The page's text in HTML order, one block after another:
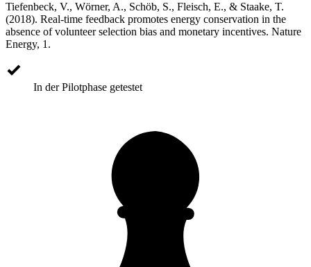
Tiefenbeck, V., Wörner, A., Schöb, S., Fleisch, E., & Staake, T.
(2018). Real-time feedback promotes energy conservation in the
absence of volunteer selection bias and monetary incentives. Nature
Energy, 1.
In der Pilotphase getestet